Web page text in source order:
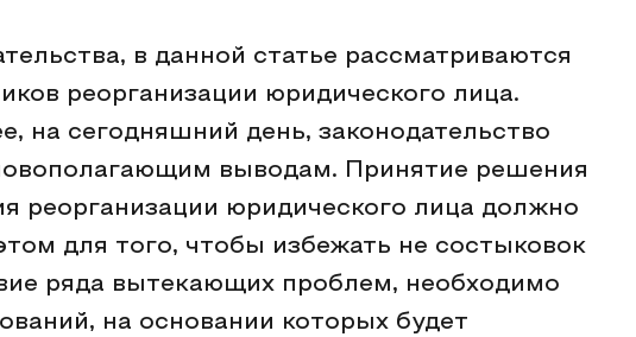
в данной статье рассматриваются
реорганизации юридического лица.
на сегодняшний день, законодательство
выводам. Принятие решения
реорганизации юридического лица должно
для того, чтобы избежать не состыковок
ряда вытекающих проблем, необходимо
на основании которых будет